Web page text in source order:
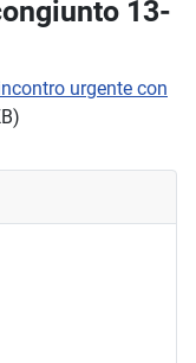
13-
urgente con